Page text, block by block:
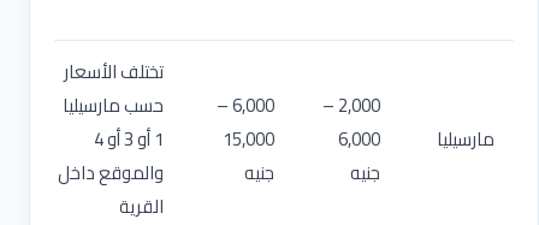
مارسيليا
2,000 –
6,000
جنيه
6,000 –
15,000
جنيه
تختلف الأسعار
حسب مارسيليا
1 أو 3 أو 4
والموقع داخل
القرية